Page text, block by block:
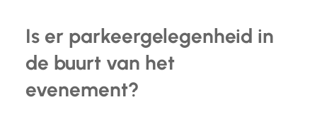
Is er parkeergelegenheid in
de buurt van het
evenement?